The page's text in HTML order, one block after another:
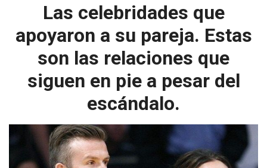
Las celebridades que
apoyaron a su pareja. Estas
son las relaciones que
siguen en pie a pesar del
escándalo.